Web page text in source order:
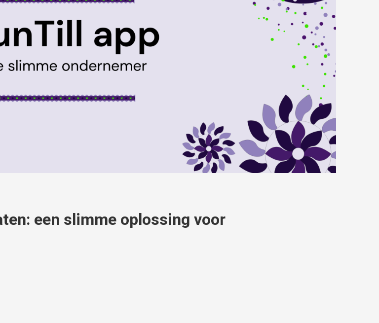
een slimme oplossing voor